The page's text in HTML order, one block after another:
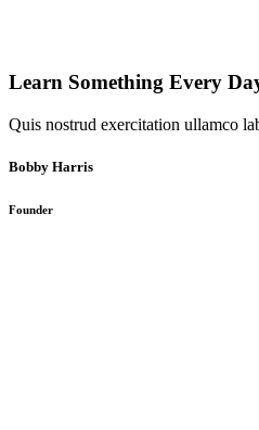
Learn Something Every
Quis nostrud exercitation ullamco
Bobby Harris​
Founder​